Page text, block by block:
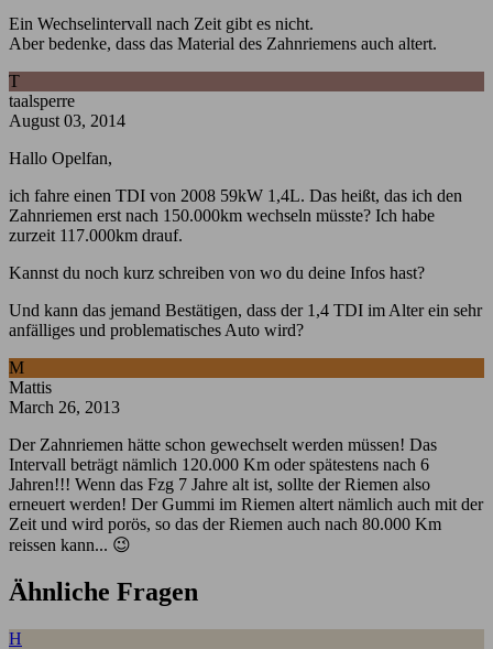
Ein Wechselintervall nach Zeit gibt es nicht.
Aber bedenke, dass das Material des Zahnriemens auch altert.
T
taalsperre
August 03, 2014
Hallo Opelfan,
ich fahre einen TDI von 2008 59kW 1,4L. Das heißt, das ich den
Zahnriemen erst nach 150.000km wechseln müsste? Ich habe
zurzeit 117.000km drauf.
Kannst du noch kurz schreiben von wo du deine Infos hast?
Und kann das jemand Bestätigen, dass der 1,4 TDI im Alter ein sehr
anfälliges und problematisches Auto wird?
M
Mattis
March 26, 2013
Der Zahnriemen hätte schon gewechselt werden müssen! Das
Intervall beträgt nämlich 120.000 Km oder spätestens nach 6
Jahren!!! Wenn das Fzg 7 Jahre alt ist, sollte der Riemen also
erneuert werden! Der Gummi im Riemen altert nämlich auch mit der
Zeit und wird porös, so das der Riemen auch nach 80.000 Km
reissen kann... 😉
Ähnliche Fragen
H